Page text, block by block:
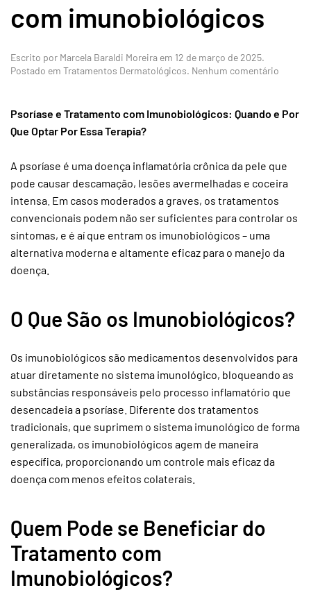
com imunobiológicos
Escrito por Marcela Baraldi Moreira em 12 de março de 2025.
Postado em Tratamentos Dermatológicos. Nenhum comentário
Psoríase e Tratamento com Imunobiológicos: Quando e Por
Que Optar Por Essa Terapia?
A psoríase é uma doença inflamatória crônica da pele que
pode causar descamação, lesões avermelhadas e coceira
intensa. Em casos moderados a graves, os tratamentos
convencionais podem não ser suficientes para controlar os
sintomas, e é aí que entram os imunobiológicos – uma
alternativa moderna e altamente eficaz para o manejo da
doença.
O Que São os Imunobiológicos?
Os imunobiológicos são medicamentos desenvolvidos para
atuar diretamente no sistema imunológico, bloqueando as
substâncias responsáveis pelo processo inflamatório que
desencadeia a psoríase. Diferente dos tratamentos
tradicionais, que suprimem o sistema imunológico de forma
generalizada, os imunobiológicos agem de maneira
específica, proporcionando um controle mais eficaz da
doença com menos efeitos colaterais.
Quem Pode se Beneficiar do
Tratamento com
Imunobiológicos?